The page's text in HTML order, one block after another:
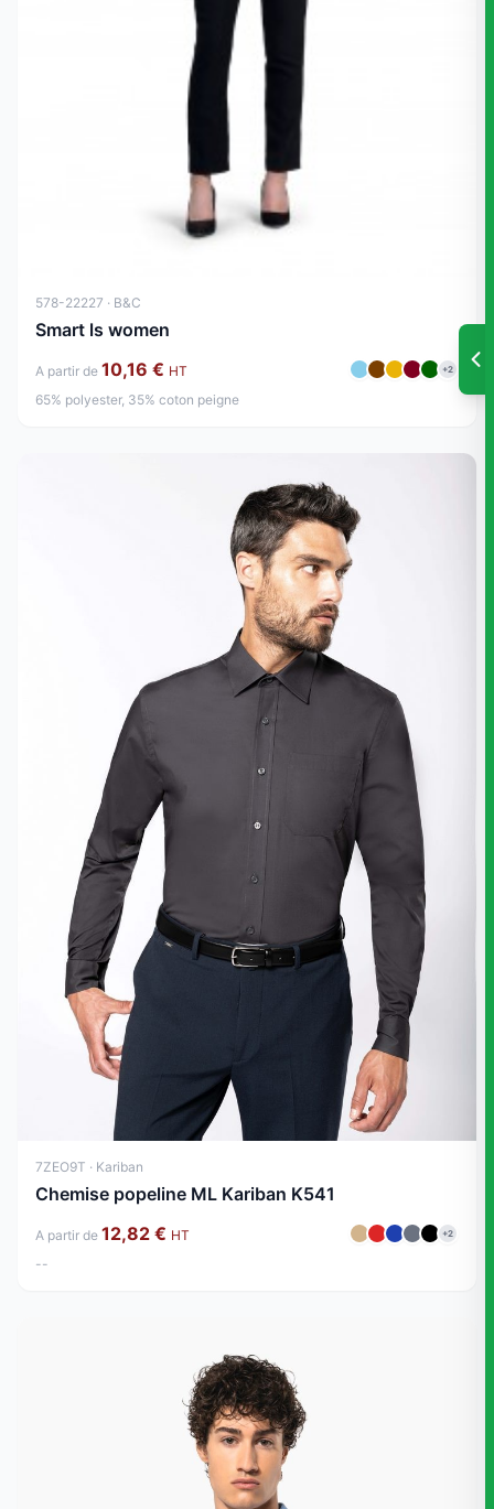
578-22227 · B&C
Smart ls women
A partir de 10,16 € HT +2
65% polyester, 35% coton peigne
7ZEO9T · Kariban
Chemise popeline ML Kariban K541
A partir de 12,82 € HT +2
--